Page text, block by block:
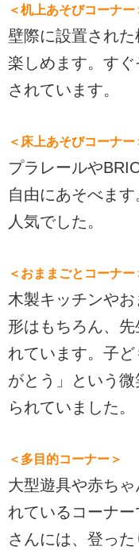
＜机上あそびコーナー
壁際に設置され
楽しめます。す
されています。
＜床上あそびコーナー
プラレールや
自由にあそべま
人気でした。
＜おままごとコーナー
木製キッチンや
形はもちろん、
れています。子
がとう」という
られていました。
＜多目的コーナー＞
大型遊具や赤ち
れているコーナ
さんには、登っ